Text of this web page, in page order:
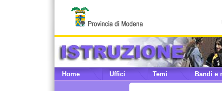
Home Uffici Temi Bandi e